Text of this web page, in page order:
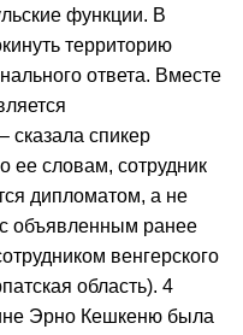
функции. В
территорию
ответа. Вместе
сказала спикер
ее словам, сотрудник
дипломатом, а не
с объявленным ранее
венгерского
область). 4
Эрно Кешкеню была